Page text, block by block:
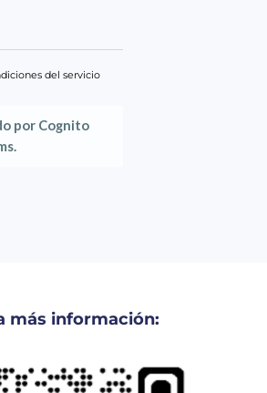
del servicio
por Cognito
más información: